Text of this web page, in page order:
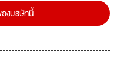
งบริษัทนี้